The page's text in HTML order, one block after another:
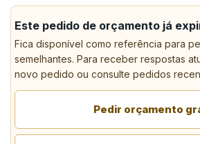
Este pedido de orçamento já
Fica disponível como referência para
semelhantes. Para receber respostas
novo pedido ou consulte pedidos
Pedir orçamento